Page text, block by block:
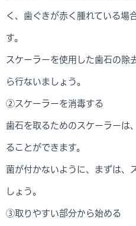
く、歯ぐきが赤く腫れている場
す。
スケーラーを使用した歯石の除
ら行ないましょう。
②スケーラーを消毒する
歯石を取るためのスケーラーは
ることができます。
菌が付かないように、まずは、
しょう。
③取りやすい部分から始める